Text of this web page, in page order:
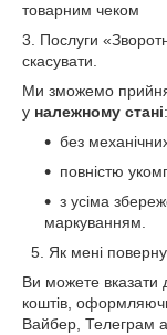
товарним чеком
3. Послуги
скасувати.
Ми зможемо
у належному стані:
без
повністю
з усіма
маркуванням.
5. Як мені
Ви можете вказати
коштів,
Вайбер, Телеграм